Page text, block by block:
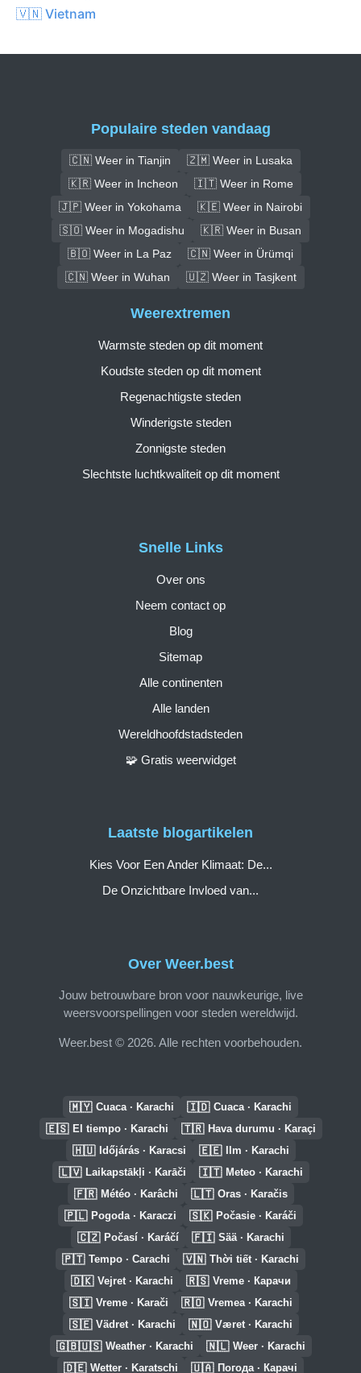
🇻🇳 Vietnam
Populaire steden vandaag
🇨🇳 Weer in Tianjin
🇿🇲 Weer in Lusaka
🇰🇷 Weer in Incheon
🇮🇹 Weer in Rome
🇯🇵 Weer in Yokohama
🇰🇪 Weer in Nairobi
🇸🇴 Weer in Mogadishu
🇰🇷 Weer in Busan
🇧🇴 Weer in La Paz
🇨🇳 Weer in Ürümqi
🇨🇳 Weer in Wuhan
🇺🇿 Weer in Tasjkent
Over Weer.best
Jouw betrouwbare bron voor nauwkeurige, live
weersvoorspellingen voor steden wereldwijd.
Weer.best © 2026. Alle rechten voorbehouden.
Snelle Links
Over ons
Neem contact op
Blog
Sitemap
Alle continenten
Alle landen
Wereldhoofdstadsteden
🧩 Gratis weerwidget
Weerextremen
Warmste steden op dit moment
Koudste steden op dit moment
Regenachtigste steden
Winderigste steden
Zonnigste steden
Slechtste luchtkwaliteit op dit moment
Laatste blogartikelen
Kies Voor Een Ander Klimaat: De...
De Onzichtbare Invloed van...
🇲🇾 Cuaca · Karachi 🇮🇩 Cuaca · Karachi
🇪🇸 El tiempo · Karachi 🇹🇷 Hava durumu · Karaçi
🇭🇺 Időjárás · Karacsi 🇪🇪 Ilm · Karachi
🇱🇻 Laikapstākļi · Karāči 🇮🇹 Meteo · Karachi
🇫🇷 Météo · Karâchi 🇱🇹 Oras · Karačis
🇵🇱 Pogoda · Karaczi 🇸🇰 Počasie · Karáči
🇨🇿 Počasí · Karáčí 🇫🇮 Sää · Karachi
🇵🇹 Tempo · Carachi 🇻🇳 Thời tiết · Karachi
🇩🇰 Vejret · Karachi 🇷🇸 Vreme · Карачи
🇸🇮 Vreme · Karači 🇷🇴 Vremea · Karachi
🇸🇪 Vädret · Karachi 🇳🇴 Været · Karachi
🇬🇧🇺🇸 Weather · Karachi 🇳🇱 Weer · Karachi
🇩🇪 Wetter · Karatschi 🇺🇦 Погода · Карачі